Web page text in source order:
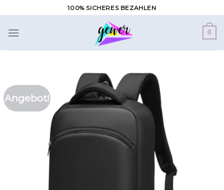
Inhalt
springen
100% SICHERES BEZAHLEN
0
Angebot!